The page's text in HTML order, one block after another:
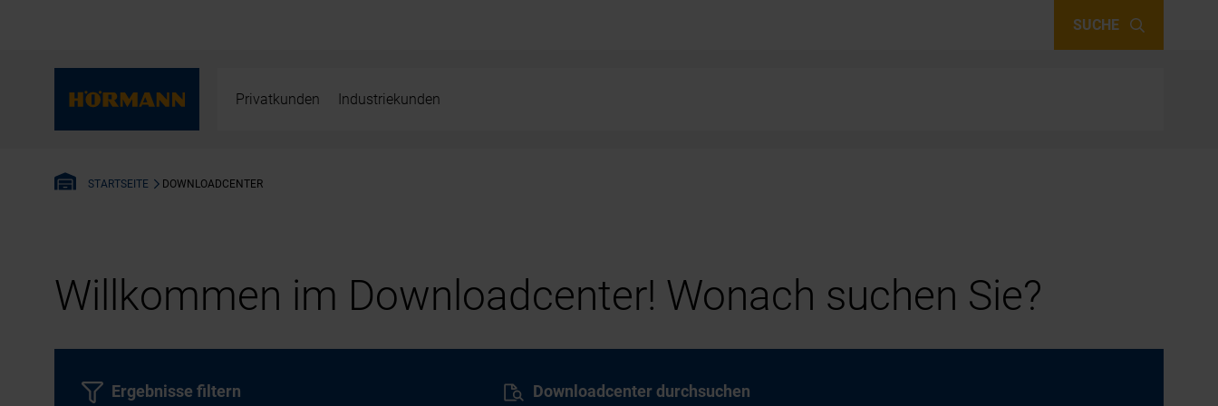
SUCHE
Privatkunden Industriekunden
STARTSEITE DOWNLOADCENTER
Willkommen im Downloadcenter! Wonach suchen Sie?
Downloadcenter durchsuchen
Ergebnisse filtern